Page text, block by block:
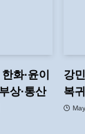
화·윤이
상·통산
강
복